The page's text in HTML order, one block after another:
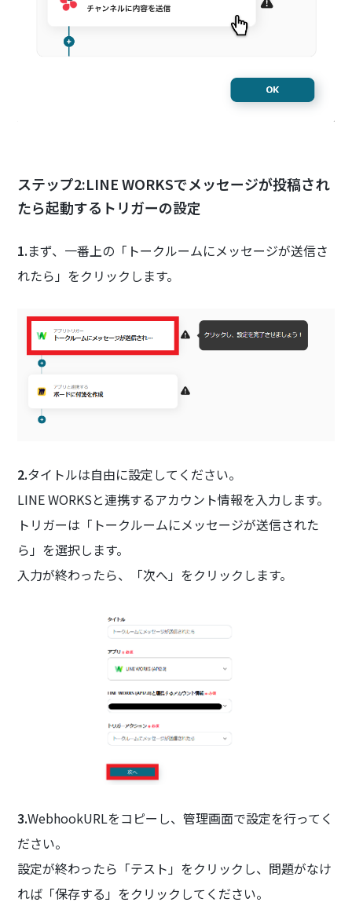
ステップ2:LINE WORKSでメッセージが投稿され
たら起動するトリガーの設定
1.まず、一番上の「トークルームにメッセージが送信さ
れたら」をクリックします。
2.タイトルは自由に設定してください。
LINE WORKSと連携するアカウント情報を入力します。
トリガーは「トークルームにメッセージが送信された
ら」を選択します。
入力が終わったら、「次へ」をクリックします。
3.WebhookURLをコピーし、管理画面で設定を行ってく
ださい。
設定が終わったら「テスト」をクリックし、問題がなけ
れば「保存する」をクリックしてください。